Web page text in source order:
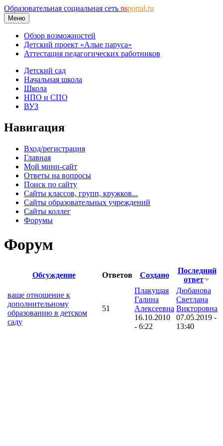
Образовательная социальная сеть nsportal.ru
Меню
Обзор возможностей
Детский проект «Алые паруса»
Аттестация педагогических работников
Детский сад
Начальная школа
Школа
НПО и СПО
ВУЗ
Навигация
Вход/регистрация
Главная
Мой мини-сайт
Ответы на вопросы
Поиск по сайту
Сайты классов, групп, кружков...
Сайты образовательных учреждений
Сайты коллег
Форумы
Форум
Обсуждение Ответов Создано
Последний
ответ
ваше отношение к
дополнительному
образованию в детском
саду
51
Плакущая
Галина
Алексеевна
16.10.2010
- 6:22
Дюбанова
Светлана
Викторовна
07.05.2019 -
13:40